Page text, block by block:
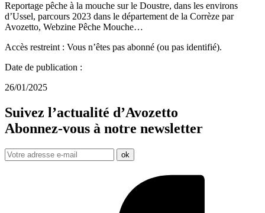
Reportage pêche à la mouche sur le Doustre, dans les environs
d’Ussel, parcours 2023 dans le département de la Corrèze par
Avozetto, Webzine Pêche Mouche…
Accès restreint : Vous n’êtes pas abonné (ou pas identifié).
Date de publication :
26/01/2025
Suivez l’actualité d’Avozetto
Abonnez-vous à notre newsletter